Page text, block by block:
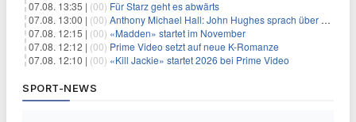
07.08. 13:35 | (00) Für Starz geht es abwärts
07.08. 13:00 | (00) Anthony Michael Hall: John Hughes sprach über eine Fortsetzung von 'The Breakfast Club'
07.08. 12:15 | (00) «Madden» startet im November
07.08. 12:12 | (00) Prime Video setzt auf neue K-Romanze
07.08. 12:10 | (00) «Kill Jackie» startet 2026 bei Prime Video
SPORT-NEWS